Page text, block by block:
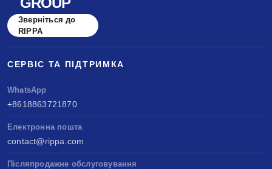
Зверніться до
RIPPA
СЕРВІС ТА ПІДТРИМКА
WhatsApp
+8618863721870
Електронна пошта
contact@rippa.com
Післяпродажне обслуговування